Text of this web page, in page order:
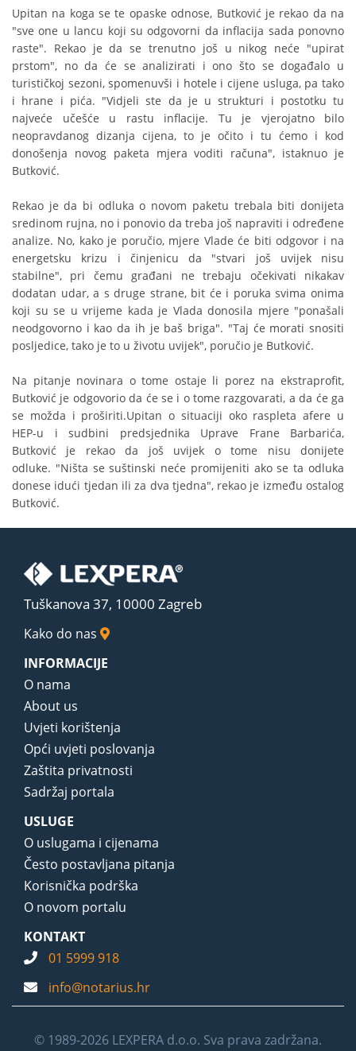
Upitan na koga se te opaske odnose, Butković je rekao da na
"sve one u lancu koji su odgovorni da inflacija sada ponovno
raste". Rekao je da se trenutno još u nikog neće "upirat
prstom", no da će se analizirati i ono što se događalo u
turističkoj sezoni, spomenuvši i hotele i cijene usluga, pa tako
i hrane i pića. "Vidjeli ste da je u strukturi i postotku tu
najveće učešće u rastu inflacije. Tu je vjerojatno bilo
neopravdanog dizanja cijena, to je očito i tu ćemo i kod
donošenja novog paketa mjera voditi računa", istaknuo je
Butković.
Rekao je da bi odluka o novom paketu trebala biti donijeta
sredinom rujna, no i ponovio da treba još napraviti i određene
analize. No, kako je poručio, mjere Vlade će biti odgovor i na
energetsku krizu i činjenicu da "stvari još uvijek nisu
stabilne", pri čemu građani ne trebaju očekivati nikakav
dodatan udar, a s druge strane, bit će i poruka svima onima
koji su se u vrijeme kada je Vlada donosila mjere "ponašali
neodgovorno i kao da ih je baš briga". "Taj će morati snositi
posljedice, tako je to u životu uvijek", poručio je Butković.
Na pitanje novinara o tome ostaje li porez na ekstraprofit,
Butković je odgovorio da će se i o tome razgovarati, a da će ga
se možda i proširiti.Upitan o situaciji oko raspleta afere u
HEP-u i sudbini predsjednika Uprave Frane Barbarića,
Butković je rekao da još uvijek o tome nisu donijete
odluke. "Ništa se suštinski neće promijeniti ako se ta odluka
donese idući tjedan ili za dva tjedna", rekao je između ostalog
Butković.
Tuškanova 37, 10000 Zagreb
Kako do nas
INFORMACIJE
O nama
About us
Uvjeti korištenja
Opći uvjeti poslovanja
Zaštita privatnosti
Sadržaj portala
USLUGE
O uslugama i cijenama
Često postavljana pitanja
Korisnička podrška
O novom portalu
KONTAKT
01 5999 918
info@notarius.hr
© 1989-2026 LEXPERA d.o.o. Sva prava zadržana.